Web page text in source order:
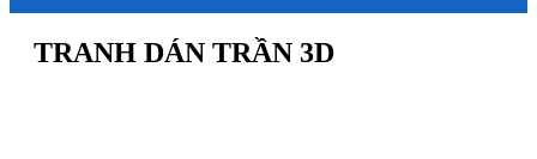
TRANH DÁN TRẦN 3D